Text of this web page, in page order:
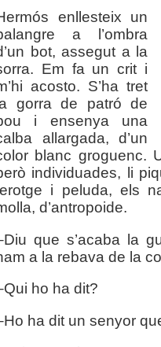
enllesteix un
a l’ombra
bot, assegut a la
Em fa un crit i
acosto. S’ha tret
gorra de patró de
i ensenya una
allargada, d’un
blanc groguenc.
individuades, li
i peluda, els
d’antropoide.
que s’acaba la
a la rebava de la
ho ha dit?
ha dit un senyor